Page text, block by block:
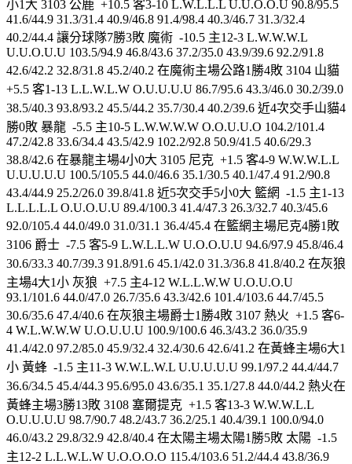
小1大 3103 公鹿 +10.5 客3-10 L.W.L.L.L U.U.O.O.U 90.8/95.5
41.6/44.9 31.3/31.4 40.9/46.8 91.4/98.4 40.3/46.7 31.3/32.4
40.2/44.4 讓分球隊7勝3敗 魔術 -10.5 主12-3 L.W.W.W.L
U.U.O.U.U 103.5/94.9 46.8/43.6 37.2/35.0 43.9/39.6 92.2/91.8
42.6/42.2 32.8/31.8 45.2/40.2 在魔術主場公路1勝4敗 3104 山貓
+5.5 客1-13 L.L.W.L.W O.U.U.U.U 86.7/95.6 43.3/46.0 30.2/39.0
38.5/40.3 93.8/93.2 45.5/44.2 35.7/30.4 40.2/39.6 近4次交手山貓4
勝0敗 暴龍 -5.5 主10-5 L.W.W.W.W O.O.U.U.O 104.2/101.4
47.2/42.8 33.6/34.4 43.5/42.9 102.2/92.8 50.9/41.5 40.6/29.3
38.8/42.6 在暴龍主場4小0大 3105 尼克 +1.5 客4-9 W.W.W.L.L
U.U.U.U.U 100.5/105.5 44.0/46.6 35.1/30.5 40.1/47.4 91.2/90.8
43.4/44.9 25.2/26.0 39.8/41.8 近5次交手5小0大 籃網 -1.5 主1-13
L.L.L.L.L O.U.O.U.U 89.4/100.3 41.4/47.3 26.3/32.7 40.3/45.6
92.0/105.4 44.0/49.0 31.0/31.1 36.4/45.4 在籃網主場尼克4勝1敗
3106 爵士 -7.5 客5-9 L.W.L.L.W U.O.O.U.U 94.6/97.9 45.8/46.4
30.6/33.3 40.7/39.3 91.8/91.6 45.1/42.0 31.3/36.8 41.8/40.2 在灰狼
主場4大1小 灰狼 +7.5 主4-12 W.L.L.W.W U.O.U.O.U
93.1/101.6 44.0/47.0 26.7/35.6 43.3/42.6 101.4/103.6 44.7/45.5
30.6/35.6 47.4/40.6 在灰狼主場爵士1勝4敗 3107 熱火 +1.5 客6-
4 W.L.W.W.W U.O.U.U.U 100.9/100.6 46.3/43.2 36.0/35.9
41.4/42.0 97.2/85.0 45.9/32.4 32.4/30.6 42.6/41.2 在黃蜂主場6大1
小 黃蜂 -1.5 主11-3 W.W.L.W.L U.U.U.U.U 99.1/97.2 44.4/44.7
36.6/34.5 45.4/44.3 95.6/95.0 43.6/35.1 35.1/27.8 44.0/44.2 熱火在
黃蜂主場3勝13敗 3108 塞爾提克 +1.5 客13-3 W.W.W.L.L
O.U.U.U.U 98.7/90.7 48.2/43.7 36.2/25.1 40.4/39.1 100.0/94.0
46.0/43.2 29.8/32.9 42.8/40.4 在太陽主場太陽1勝5敗 太陽 -1.5
主12-2 L.L.W.L.W U.O.O.O.O 115.4/103.6 51.2/44.4 43.8/36.9